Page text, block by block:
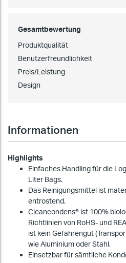
Gesamtbewertung
Produktqualität
Benutzerfreundlichkeit
Preis/Leistung
Design
Informationen
Highlights
Einfaches Handling für die
Liter Bags.
Das Reinigungsmittel ist
entrostend.
Cleancondens® ist 100%
Richtlinien von RoHS- und
ist kein Gefahrengut
wie Aluminium oder Stahl.
Einsetzbar für sämtliche